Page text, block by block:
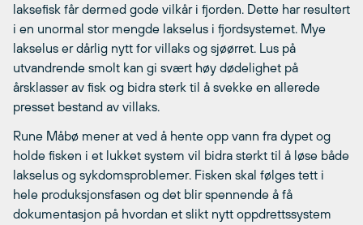
laksefisk får dermed gode vilkår i fjorden. Dette har resultert
i en unormal stor mengde lakselus i fjordsystemet. Mye
lakselus er dårlig nytt for villaks og sjøørret. Lus på
utvandrende smolt kan gi svært høy dødelighet på
årsklasser av fisk og bidra sterk til å svekke en allerede
presset bestand av villaks.
Rune Måbø mener at ved å hente opp vann fra dypet og
holde fisken i et lukket system vil bidra sterkt til å løse både
lakselus og sykdomsproblemer. Fisken skal følges tett i
hele produksjonsfasen og det blir spennende å få
dokumentasjon på hvordan et slikt nytt oppdrettssystem